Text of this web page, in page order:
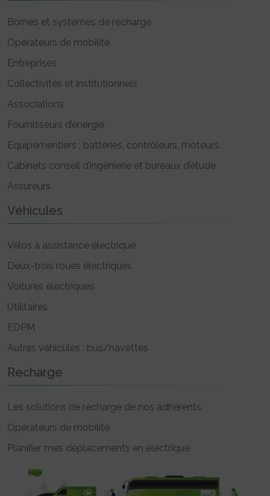
Bornes et systèmes de recharge
Opérateurs de mobilité
Entreprises
Collectivités et institutionnels
Associations
Fournisseurs d’énergie
Equipementiers : batteries, contrôleurs, moteurs..
Cabinets conseil d’ingénierie et bureaux d’étude
Assureurs
Véhicules
Vélos à assistance électrique
Deux-trois roues électriques
Voitures électriques
Utilitaires
EDPM
Autres véhicules : bus/navettes
Recharge
Les solutions de recharge de nos adhérents
Opérateurs de mobilité
Planifier mes déplacements en électrique